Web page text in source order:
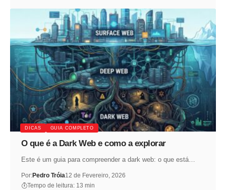
DICAS GUIA COMPLETO
O que é a Dark Web e como a explorar
Este é um guia para compreender a dark web: o que está…
Por:Pedro Tróia12 de Fevereiro, 2026
Tempo de leitura: 13 min